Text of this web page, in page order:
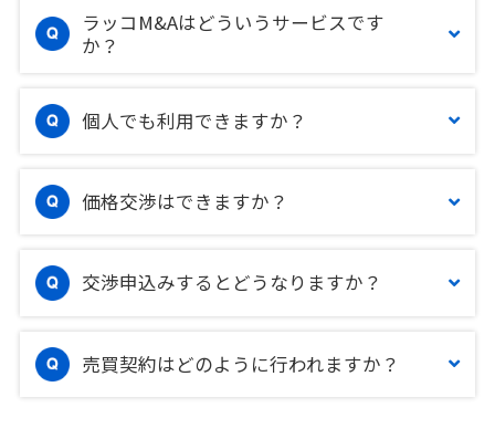
ラッコM&Aはどういうサービスです
か？
個人でも利用できますか？
価格交渉はできますか？
交渉申込みするとどうなりますか？
売買契約はどのように行われますか？